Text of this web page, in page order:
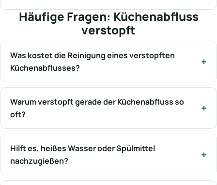
Häufige Fragen: Küchenabfluss
verstopft
Was kostet die Reinigung eines verstopften
Küchenabflusses?
Warum verstopft gerade der Küchenabfluss so
oft?
Hilft es, heißes Wasser oder Spülmittel
nachzugießen?